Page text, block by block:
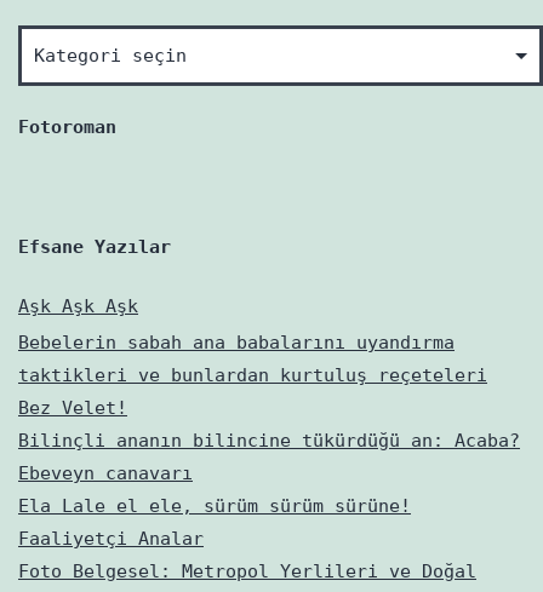
Hmm
neler
varmış?
Fotoroman
Efsane Yazılar
Aşk Aşk Aşk
Bebelerin sabah ana babalarını uyandırma
taktikleri ve bunlardan kurtuluş reçeteleri
Bez Velet!
Bilinçli ananın bilincine tükürdüğü an: Acaba?
Ebeveyn canavarı
Ela Lale el ele, sürüm sürüm sürüne!
Faaliyetçi Analar
Foto Belgesel: Metropol Yerlileri ve Doğal